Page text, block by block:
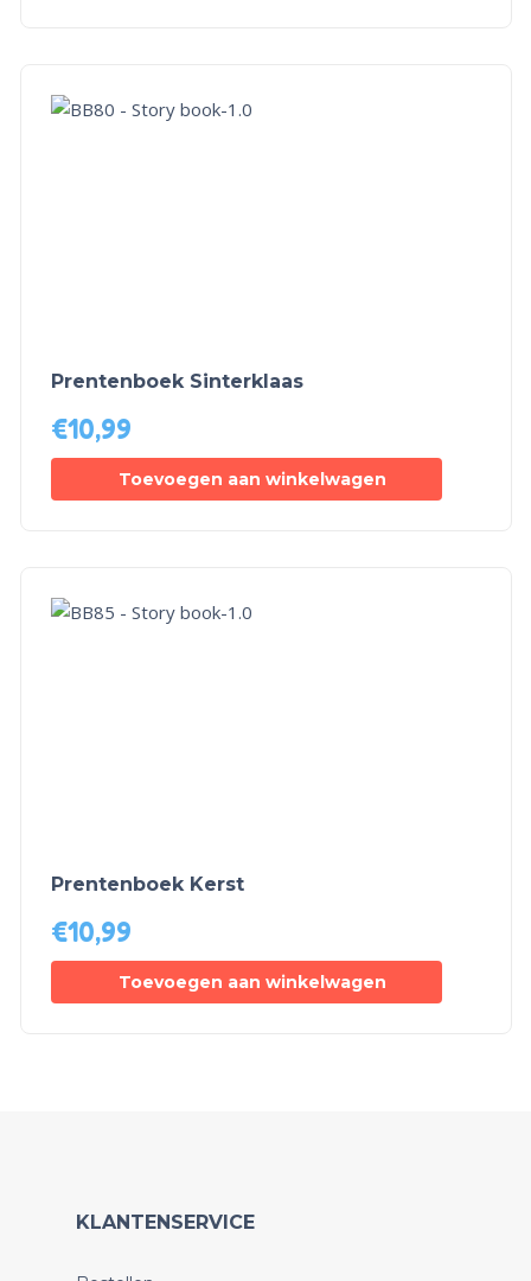
Prentenboek Sinterklaas
€10,99
Toevoegen aan winkelwagen
Prentenboek Kerst
€10,99
Toevoegen aan winkelwagen
KLANTENSERVICE